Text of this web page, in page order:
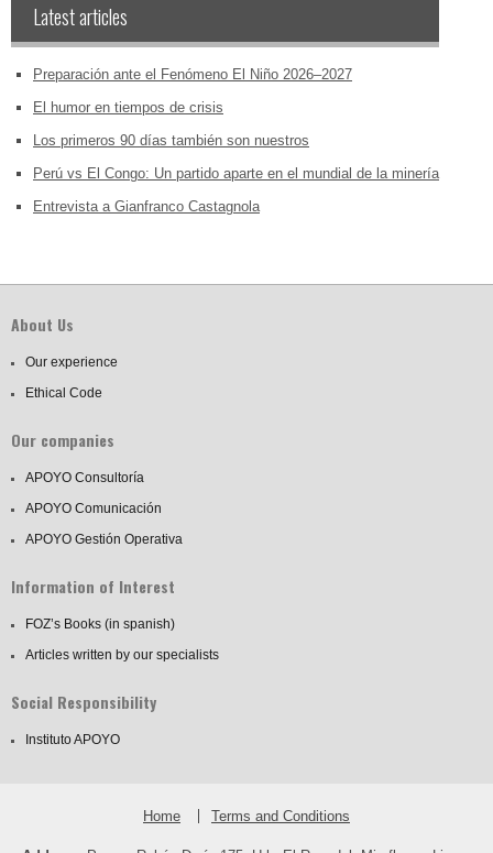
Latest articles
Preparación ante el Fenómeno El Niño 2026–2027
El humor en tiempos de crisis
Los primeros 90 días también son nuestros
Perú vs El Congo: Un partido aparte en el mundial de la minería
Entrevista a Gianfranco Castagnola
About Us
Our experience
Ethical Code
Our companies
APOYO Consultoría
APOYO Comunicación
APOYO Gestión Operativa
Information of Interest
FOZ’s Books (in spanish)
Articles written by our specialists
Social Responsibility
Instituto APOYO
Home Terms and Conditions